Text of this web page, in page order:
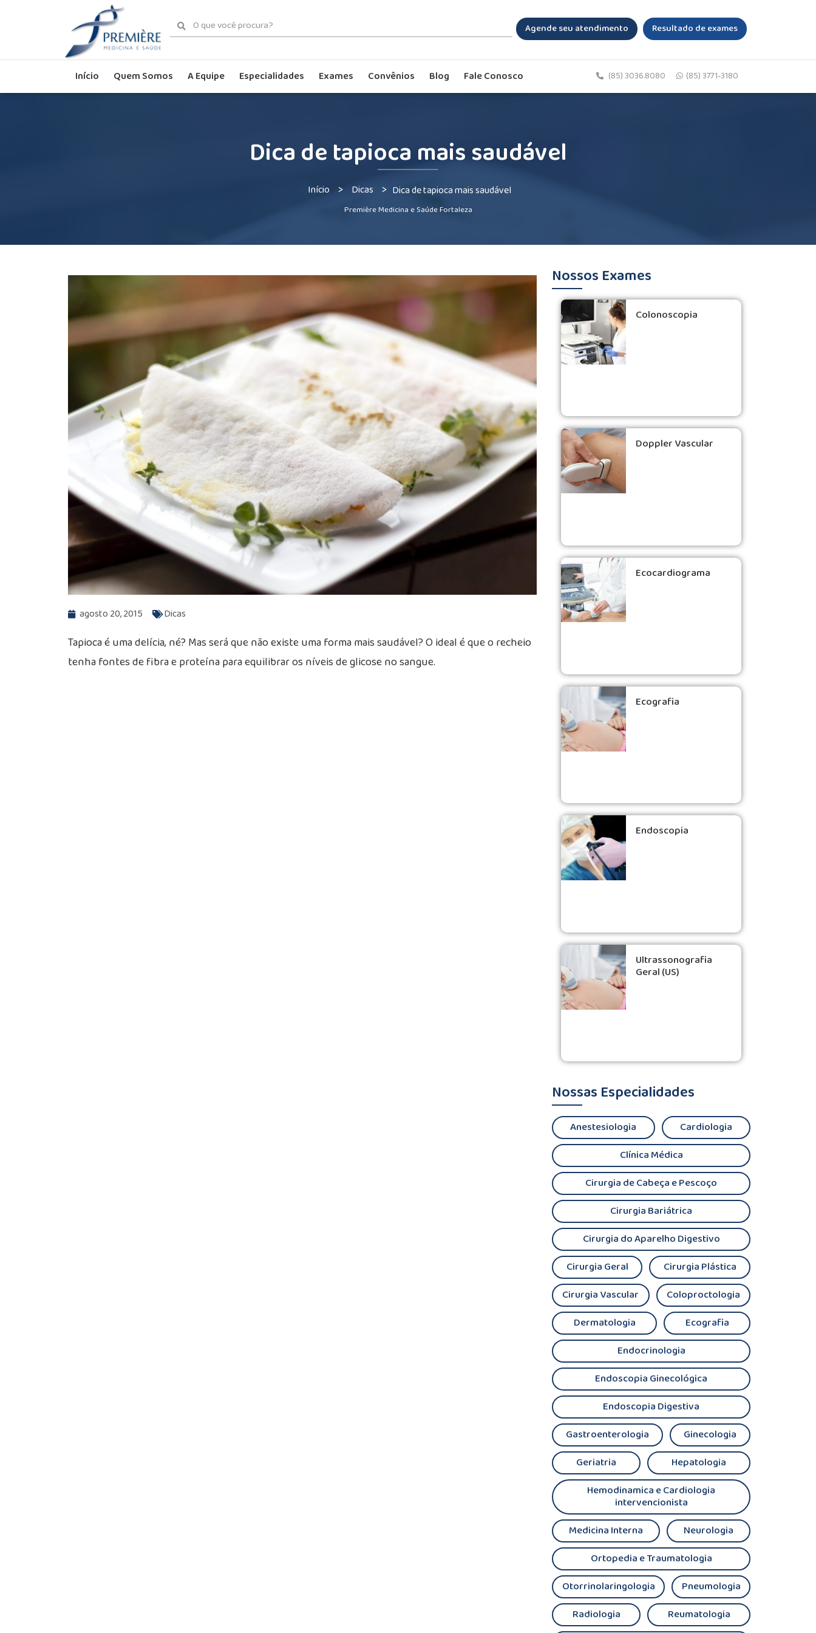
Agende seu atendimento Resultado de exames
Início Quem Somos A Equipe Especialidades Exames Convênios Blog Fale Conosco (85) 3036.8080 (85) 3771-3180
Dica de tapioca mais saudável
Início > Dicas > Dica de tapioca mais saudável
Première Medicina e Saúde Fortaleza
agosto 20, 2015 Dicas
Tapioca é uma delícia, né? Mas será que não existe uma forma mais saudável? O ideal é que o recheio
tenha fontes de fibra e proteína para equilibrar os níveis de glicose no sangue.
Nossos Exames
Colonoscopia
Doppler Vascular
Ecocardiograma
Ecografia
Endoscopia
Ultrassonografia
Geral (US)
Nossas Especialidades
Anestesiologia
Cardiologia
Clínica Médica
Cirurgia de Cabeça e Pescoço
Cirurgia Bariátrica
Cirurgia do Aparelho Digestivo
Cirurgia Geral
Cirurgia Plástica
Cirurgia Vascular
Coloproctologia
Dermatologia
Ecografia
Endocrinologia
Endoscopia Ginecológica
Endoscopia Digestiva
Gastroenterologia
Ginecologia
Geriatria
Hepatologia
Hemodinamica e Cardiologia
intervencionista
Medicina Interna
Neurologia
Ortopedia e Traumatologia
Otorrinolaringologia
Pneumologia
Radiologia
Reumatologia